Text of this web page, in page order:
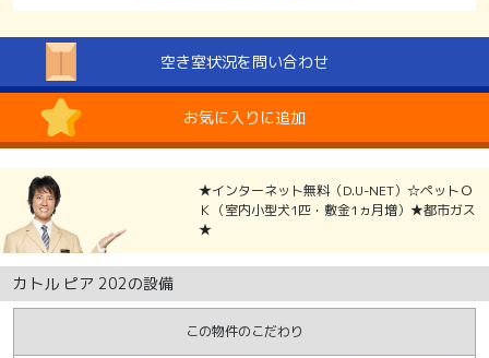
空き室状況を問い合わせ
お気に入りに追加
★インターネット無料（D.U-NET）☆ペットＯ
Ｋ（室内小型犬1匹・敷金1ヵ月増）★都市ガス
★
カトル ピア 202の設備
この物件のこだわり